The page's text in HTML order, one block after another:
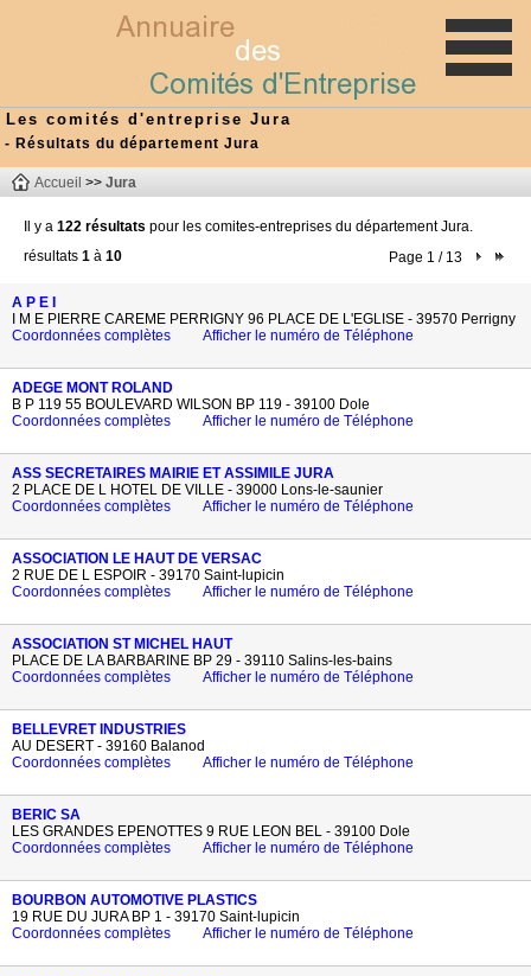
Les comités d'entreprise Jura
- Résultats du département Jura
Accueil >> Jura
Il y a 122 résultats pour les comites-entreprises du département Jura.
Page 1 / 13
résultats 1 à 10
A P E I
I M E PIERRE CAREME PERRIGNY 96 PLACE DE L'EGLISE - 39570 Perrigny
Coordonnées complètes
Afficher le numéro de Téléphone
ADEGE MONT ROLAND
B P 119 55 BOULEVARD WILSON BP 119 - 39100 Dole
Coordonnées complètes
Afficher le numéro de Téléphone
ASS SECRETAIRES MAIRIE ET ASSIMILE JURA
2 PLACE DE L HOTEL DE VILLE - 39000 Lons-le-saunier
Coordonnées complètes
Afficher le numéro de Téléphone
ASSOCIATION LE HAUT DE VERSAC
2 RUE DE L ESPOIR - 39170 Saint-lupicin
Coordonnées complètes
Afficher le numéro de Téléphone
ASSOCIATION ST MICHEL HAUT
PLACE DE LA BARBARINE BP 29 - 39110 Salins-les-bains
Coordonnées complètes
Afficher le numéro de Téléphone
BELLEVRET INDUSTRIES
AU DESERT - 39160 Balanod
Coordonnées complètes
Afficher le numéro de Téléphone
BERIC SA
LES GRANDES EPENOTTES 9 RUE LEON BEL - 39100 Dole
Coordonnées complètes
Afficher le numéro de Téléphone
BOURBON AUTOMOTIVE PLASTICS
19 RUE DU JURA BP 1 - 39170 Saint-lupicin
Coordonnées complètes
Afficher le numéro de Téléphone